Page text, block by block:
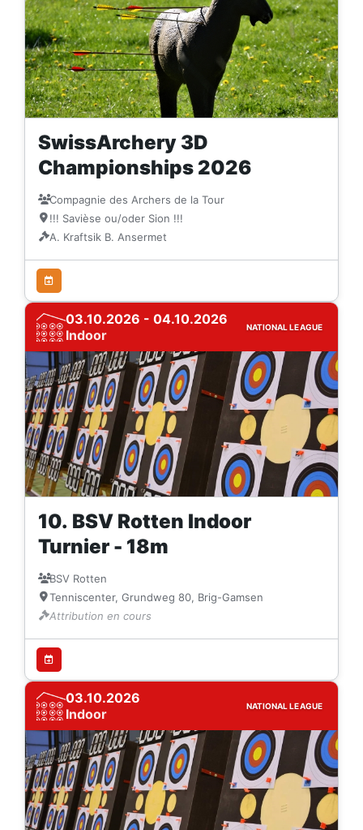
SwissArchery 3D
Championships 2026
Compagnie des Archers de la Tour
!!! Savièse ou/oder Sion !!!
A. Kraftsik B. Ansermet
03.10.2026 - 04.10.2026
Indoor
NATIONAL LEAGUE
10. BSV Rotten Indoor
Turnier - 18m
BSV Rotten
Tenniscenter, Grundweg 80, Brig-Gamsen
Attribution en cours
03.10.2026
Indoor
NATIONAL LEAGUE